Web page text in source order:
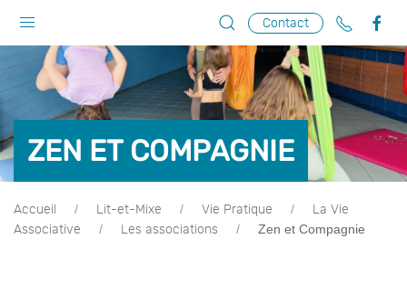
Contact
ZEN ET COMPAGNIE
Accueil Lit-et-Mixe Vie Pratique
La Vie
Associative
Les associations Zen et Compagnie